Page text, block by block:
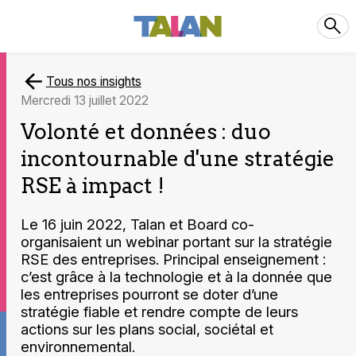
Tous nos insights
mercredi 13 juillet 2022
Volonté et données : duo
incontournable d'une stratégie
RSE à impact !
Le 16 juin 2022, Talan et Board co-
organisaient un webinar portant sur la stratégie
RSE des entreprises. Principal enseignement :
c’est grâce à la technologie et à la donnée que
les entreprises pourront se doter d’une
stratégie fiable et rendre compte de leurs
actions sur les plans social, sociétal et
environnemental.